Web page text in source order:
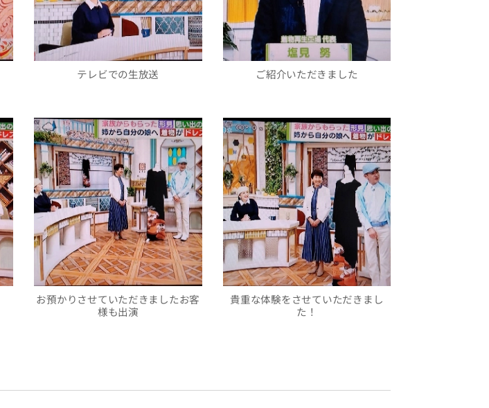
テレビでの生放送 ご紹介いただきました
お預かりさせていただきましたお客
様も出演
貴重な体験をさせていただきまし
た！